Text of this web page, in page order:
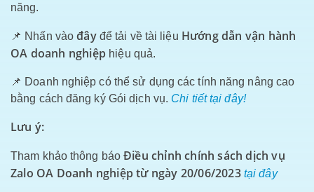
năng.
📌 Nhấn vàođây để tải về tài liệu Hướng dẫn vận hành
OA doanh nghiệp hiệu quả.
📌 Doanh nghiệp có thể sử dụng các tính năng nâng cao
bằng cách đăng ký Gói dịch vụ. Chi tiết tại đây!
Lưu ý:
Tham khảo thông báo Điều chỉnh chính sách dịch vụ
Zalo OA Doanh nghiệp từ ngày 20/06/2023 tại đây